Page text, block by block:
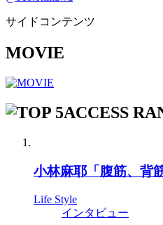
サイドコンテンツ
MOVIE
ACCESS
小林麻耶「腹筋、背
Life Style
インタビュー